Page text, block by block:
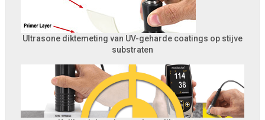
Ultrasone diktemeting van UV-geharde coatings op stijve
substraten